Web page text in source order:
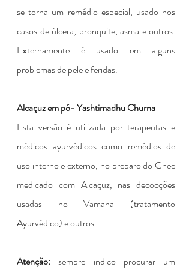
se torna um remédio especial, usado nos
casos de úlcera, bronquite, asma e outros.
Externamente é usado em alguns
problemas de pele e feridas.
Alcaçuz em pó- Yashtimadhu Churna
Esta versão é utilizada por terapeutas e
médicos ayurvédicos como remédios de
uso interno e externo, no preparo do Ghee
medicado com Alcaçuz, nas decocções
usadas no Vamana (tratamento
Ayurvédico) e outros.
Atenção: sempre indico procurar um